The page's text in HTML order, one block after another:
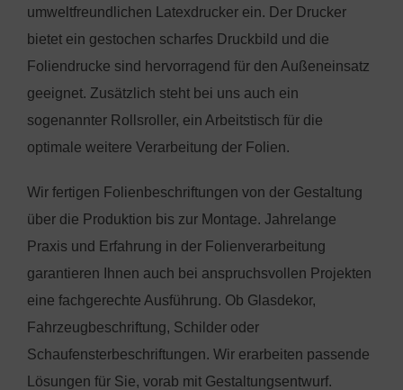
umweltfreundlichen Latexdrucker ein. Der Drucker
bietet ein gestochen scharfes Druckbild und die
Foliendrucke sind hervorragend für den Außeneinsatz
geeignet. Zusätzlich steht bei uns auch ein
sogenannter Rollsroller, ein Arbeitstisch für die
optimale weitere Verarbeitung der Folien.
Wir fertigen Folienbeschriftungen von der Gestaltung
über die Produktion bis zur Montage. Jahrelange
Praxis und Erfahrung in der Folienverarbeitung
garantieren Ihnen auch bei anspruchsvollen Projekten
eine fachgerechte Ausführung. Ob Glasdekor,
Fahrzeugbeschriftung, Schilder oder
Schaufensterbeschriftungen. Wir erarbeiten passende
Lösungen für Sie, vorab mit Gestaltungsentwurf.